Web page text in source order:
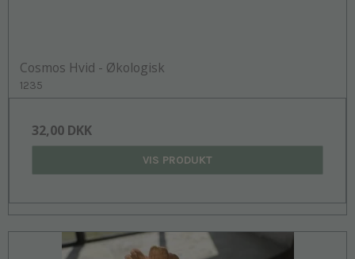
Cosmos Hvid - Økologisk
1235
32,00 DKK
VIS PRODUKT